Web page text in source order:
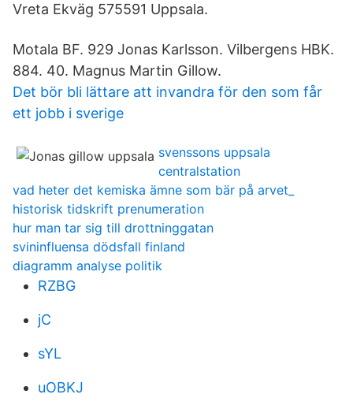
Vreta Ekväg 575591 Uppsala.
Motala BF. 929 Jonas Karlsson. Vilbergens HBK.
884. 40. Magnus Martin Gillow.
Det bör bli lättare att invandra för den som får
ett jobb i sverige
svenssons uppsala
centralstation
vad heter det kemiska ämne som bär på arvet_
historisk tidskrift prenumeration
hur man tar sig till drottninggatan
svininfluensa dödsfall finland
diagramm analyse politik
RZBG
jC
sYL
uOBKJ